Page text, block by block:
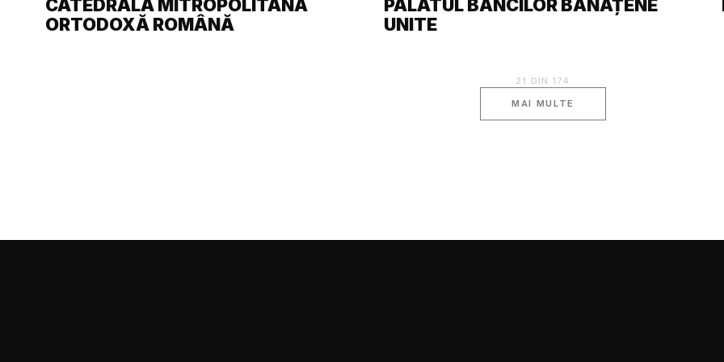
CATEDRALA MITROPOLITANĂ
ORTODOXĂ ROMÂNĂ
PALATUL BĂNCILOR BĂNĂȚENE
UNITE
21 DIN 174
MAI MULTE